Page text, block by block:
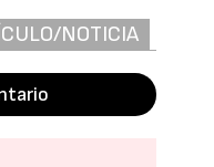
NOTICIA